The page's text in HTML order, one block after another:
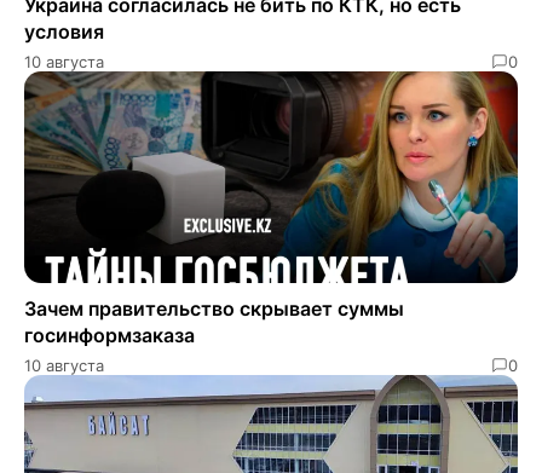
условия
10 августа 0
Зачем правительство скрывает суммы
госинформзаказа
10 августа 0